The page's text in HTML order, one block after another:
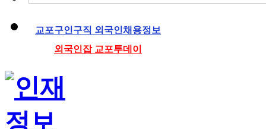
교포구인구직 외국인채용정보
외국인잡 교포투데이